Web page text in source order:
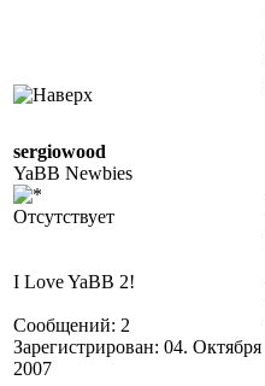
sergiowood
YaBB Newbies
Отсутствует
I Love YaBB 2!
Сообщений: 2
Зарегистрирован: 04. Октября
2007